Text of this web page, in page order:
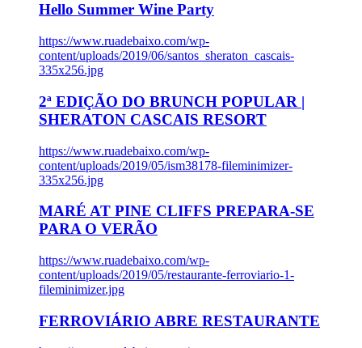
Hello Summer Wine Party
https://www.ruadebaixo.com/wp-
content/uploads/2019/06/santos_sheraton_cascais-
335x256.jpg
2ª EDIÇÃO DO BRUNCH POPULAR |
SHERATON CASCAIS RESORT
https://www.ruadebaixo.com/wp-
content/uploads/2019/05/ism38178-fileminimizer-
335x256.jpg
MARÉ AT PINE CLIFFS PREPARA-SE
PARA O VERÃO
https://www.ruadebaixo.com/wp-
content/uploads/2019/05/restaurante-ferroviario-1-
fileminimizer.jpg
FERROVIÁRIO ABRE RESTAURANTE